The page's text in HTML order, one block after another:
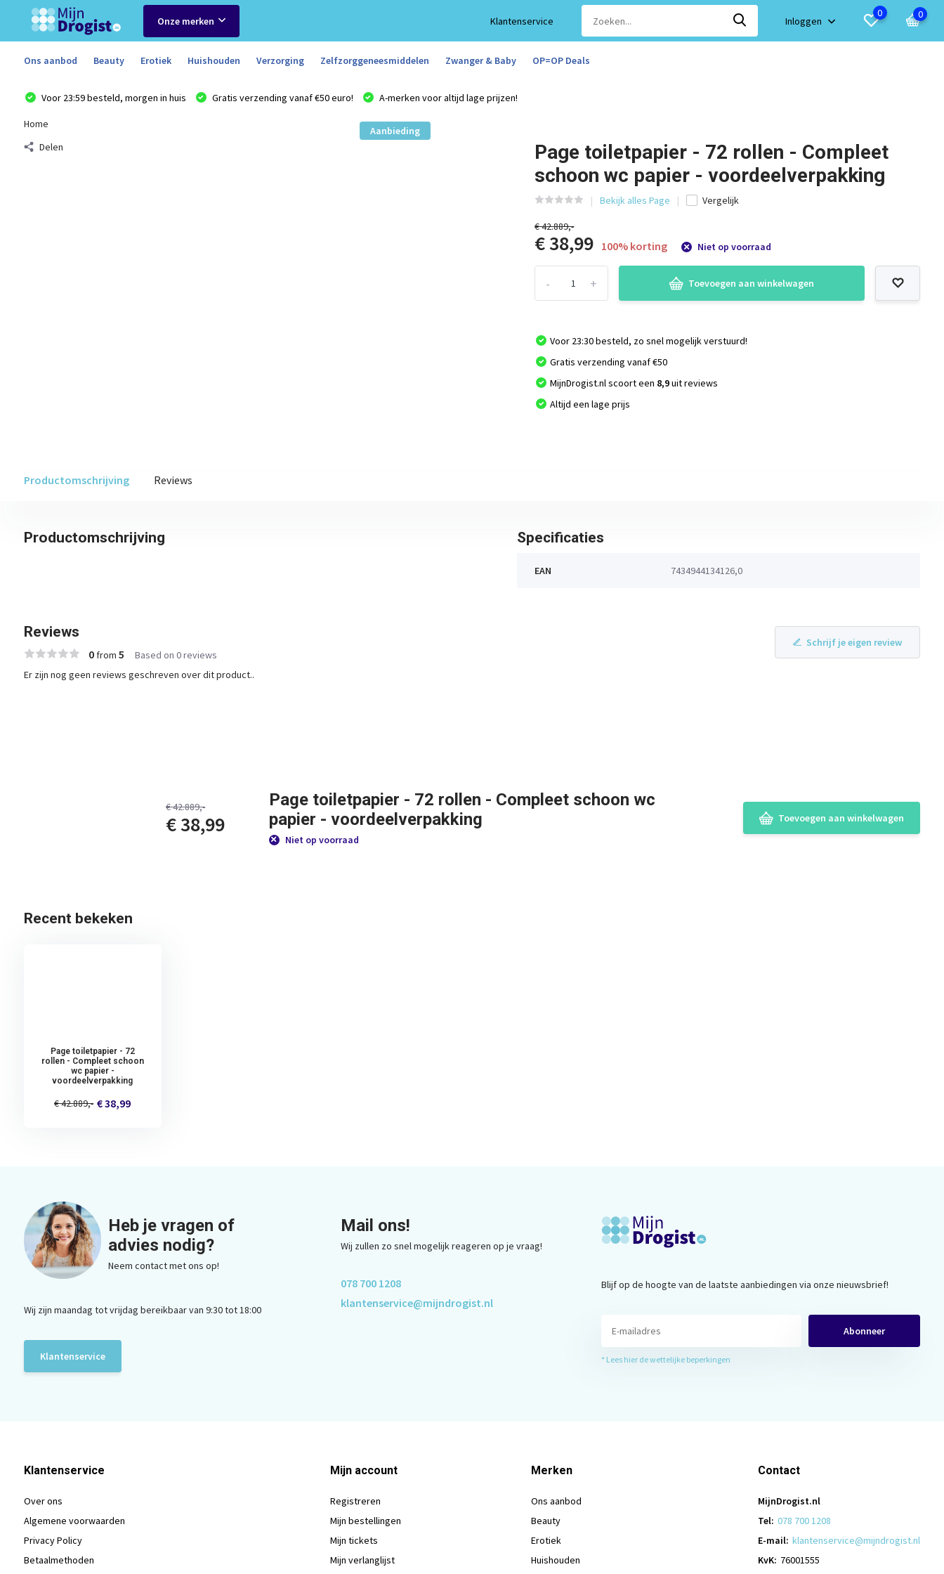
Onze merken Klantenservice Inloggen
0 0
Ons aanbod Beauty Erotiek Huishouden Verzorging Zelfzorggeneesmiddelen Zwanger & Baby OP=OP Deals
Voor 23:59 besteld, morgen in huis Gratis verzending vanaf €50 euro! A-merken voor altijd lage prijzen!
Home
Aanbieding
Delen
Page toiletpapier - 72 rollen - Compleet
schoon wc papier - voordeelverpakking
Bekijk alles Page Vergelijk
€ 42.889,-
€ 38,99 100% korting Niet op voorraad
+
- Toevoegen aan winkelwagen
Voor 23:30 besteld, zo snel mogelijk verstuurd!
Gratis verzending vanaf €50
MijnDrogist.nl scoort een 8,9uit reviews
Altijd een lage prijs
Productomschrijving Reviews
Productomschrijving Specificaties
EAN 7434944134126,0
Reviews
0from 5 Based on 0 reviews
Schrijf je eigen review
Er zijn nog geen reviews geschreven over dit product..
€ 42.889,-
€ 38,99
Page toiletpapier - 72 rollen - Compleet schoon wc
papier - voordeelverpakking
Niet op voorraad
Toevoegen aan winkelwagen
Recent bekeken
Page toiletpapier - 72
rollen - Compleet schoon
wc papier -
voordeelverpakking
€ 42.889,- € 38,99
Heb je vragen of
advies nodig?
Neem contact met ons op!
Wij zijn maandag tot vrijdag bereikbaar van 9:30 tot 18:00
Klantenservice
Mail ons!
Wij zullen zo snel mogelijk reageren op je vraag!
078 700 1208
klantenservice@mijndrogist.nl
Blijf op de hoogte van de laatste aanbiedingen via onze nieuwsbrief!
Abonneer
* Lees hier de wettelijke beperkingen
Klantenservice
Over ons
Algemene voorwaarden
Privacy Policy
Betaalmethoden
Mijn account
Registreren
Mijn bestellingen
Mijn tickets
Mijn verlanglijst
Merken
Ons aanbod
Beauty
Erotiek
Huishouden
Contact
MijnDrogist.nl
Tel: 078 700 1208
E-mail: klantenservice@mijndrogist.nl
KvK: 76001555